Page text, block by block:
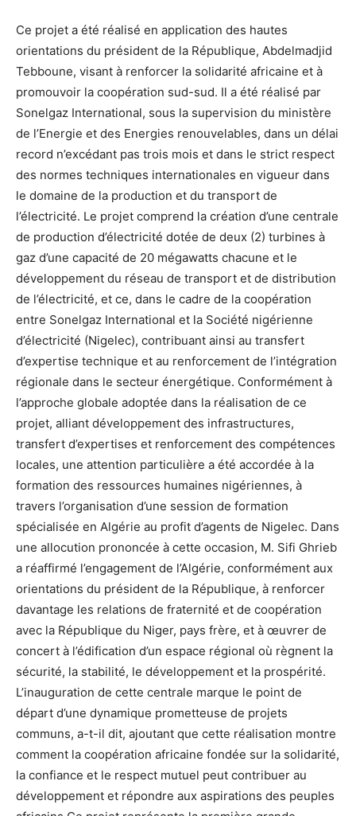
Ce projet a été réalisé en application des hautes
orientations du président de la République, Abdelmadjid
Tebboune, visant à renforcer la solidarité africaine et à
promouvoir la coopération sud-sud. Il a été réalisé par
Sonelgaz International, sous la supervision du ministère
de l’Energie et des Energies renouvelables, dans un délai
record n’excédant pas trois mois et dans le strict respect
des normes techniques internationales en vigueur dans
le domaine de la production et du transport de
l’électricité. Le projet comprend la création d’une centrale
de production d’électricité dotée de deux (2) turbines à
gaz d’une capacité de 20 mégawatts chacune et le
développement du réseau de transport et de distribution
de l’électricité, et ce, dans le cadre de la coopération
entre Sonelgaz International et la Société nigérienne
d’électricité (Nigelec), contribuant ainsi au transfert
d’expertise technique et au renforcement de l’intégration
régionale dans le secteur énergétique. Conformément à
l’approche globale adoptée dans la réalisation de ce
projet, alliant développement des infrastructures,
transfert d’expertises et renforcement des compétences
locales, une attention particulière a été accordée à la
formation des ressources humaines nigériennes, à
travers l’organisation d’une session de formation
spécialisée en Algérie au profit d’agents de Nigelec. Dans
une allocution prononcée à cette occasion, M. Sifi Ghrieb
a réaffirmé l’engagement de l’Algérie, conformément aux
orientations du président de la République, à renforcer
davantage les relations de fraternité et de coopération
avec la République du Niger, pays frère, et à œuvrer de
concert à l’édification d’un espace régional où règnent la
sécurité, la stabilité, le développement et la prospérité.
L’inauguration de cette centrale marque le point de
départ d’une dynamique prometteuse de projets
communs, a-t-il dit, ajoutant que cette réalisation montre
comment la coopération africaine fondée sur la solidarité,
la confiance et le respect mutuel peut contribuer au
développement et répondre aux aspirations des peuples